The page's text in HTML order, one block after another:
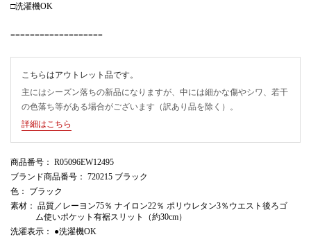
□洗濯機OK
===================
こちらはアウトレット品です。
主にはシーズン落ちの新品になりますが、中には細かな傷やシワ、若干
の色落ち等がある場合がございます（訳あり品を除く）。
詳細はこちら
商品番号 ： R05096EW12495
ブランド商品番号 ： 720215 ブラック
色 ： ブラック
素材 ： 品質／レーヨン75％ ナイロン22％ ポリウレタン3％ウエスト後ろゴ
ム使いポケット有裾スリット（約30cm）
洗濯表示 ： ●洗濯機OK